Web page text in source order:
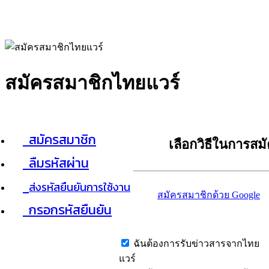
สมัครสมาชิกไทยแวร์
สมัครสมาชิก
ลืมรหัสผ่าน
ส่งรหัสยืนยันการใช้งาน
กรอกรหัสยืนยัน
เลือกวิธีในการส
สมัครสมาชิกด้วย Google
ฉันต้องการรับข่าวสารจากไทย
แวร์